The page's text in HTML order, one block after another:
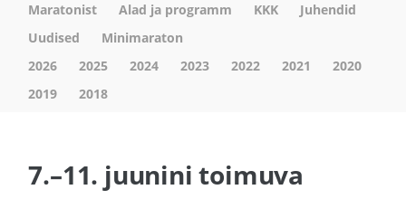
Maratonist Alad ja programm KKK
Juhendid
Uudised
Minimaraton
2026
2025 2024 2023 2022 2021
2020
2019
2018
7.–11. juunini toimuva